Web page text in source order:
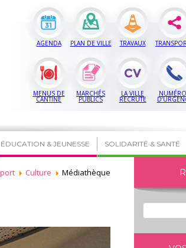
AGENDA PLAN DE VILLE TRAVAUX
MENUS DE
CANTINE
MARCHÉS
PUBLICS
LA VILLE
RECRUTE
ÉDUCATION & JEUNESSE SOLIDARITÉ & SANTÉ
Culture
Médiathèque